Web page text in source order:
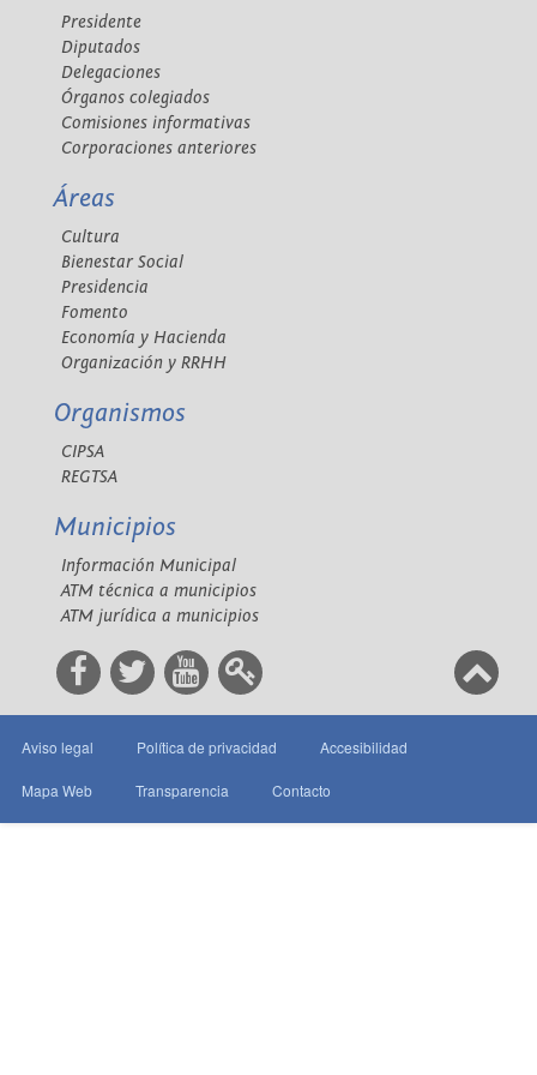
Presidente
Diputados
Delegaciones
Órganos colegiados
Comisiones informativas
Corporaciones anteriores
Áreas
Cultura
Bienestar Social
Presidencia
Fomento
Economía y Hacienda
Organización y RRHH
Organismos
CIPSA
REGTSA
Municipios
Información Municipal
ATM técnica a municipios
ATM jurídica a municipios
Aviso legal Política de privacidad Accesibilidad
Mapa Web Transparencia Contacto